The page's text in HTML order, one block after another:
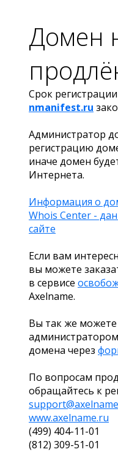
Домен
Срок
nmanifest.ru
Администратор
регистрацию
иначе домен
Интернета.
Информация о
Whois Center -
сайте
Если вам
вы можете
в сервисе
Axelname.
Вы так же можете
домена через
По вопросам
обращайтесь к
www.axelname.ru
(499) 404-11-01
(812) 309-51-01